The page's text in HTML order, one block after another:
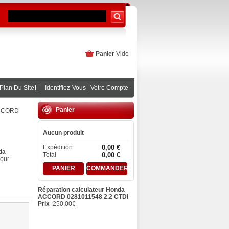
Panier Vide
Plan Du Site Identifiez-Vous Votre Compte
Panier
Aucun produit
Expédition
0,00 €
Total 0,00 €
PANIER COMMANDER
Réparation calculateur Honda
ACCORD 0281011548 2.2 CTDI
Prix :250,00€